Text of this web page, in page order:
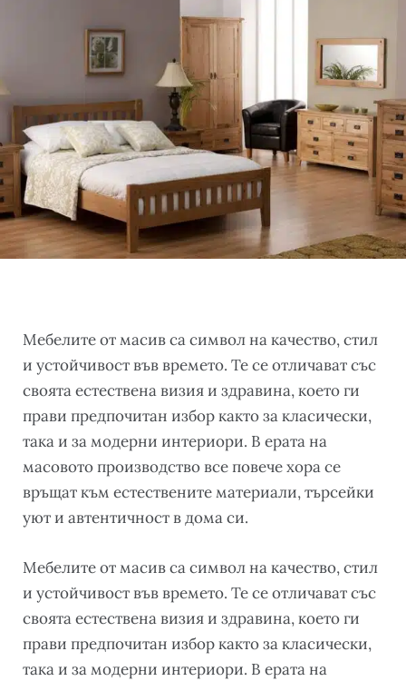
Мебелите от масив са символ на качество, стил
и устойчивост във времето. Те се отличават със
своята естествена визия и здравина, което ги
прави предпочитан избор както за класически,
така и за модерни интериори. В ерата на
масовото производство все повече хора се
връщат към естествените материали, търсейки
уют и автентичност в дома си.
Мебелите от масив са символ на качество, стил
и устойчивост във времето. Те се отличават със
своята естествена визия и здравина, което ги
прави предпочитан избор както за класически,
така и за модерни интериори. В ерата на